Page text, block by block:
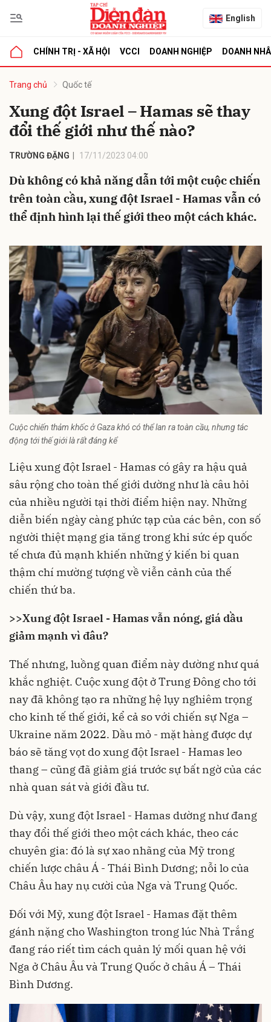
English
CHÍNH TRỊ - XÃ HỘI VCCI DOANH NGHIỆP DOANH
Trang chủ Quốc tế
Xung đột Israel – Hamas sẽ thay
đổi thế giới như thế nào?
TRƯỜNG ĐẶNG 17/11/2023 04:00
Dù không có khả năng dẫn tới một cuộc chiến
trên toàn cầu, xung đột Israel - Hamas vẫn có
thể định hình lại thế giới theo một cách khác.
Cuộc chiến thảm khốc ở Gaza khó có thể lan ra toàn cầu, nhưng tác
động tới thế giới là rất đáng kể
Liệu xung đột Israel - Hamas có gây ra hậu quả
sâu rộng cho toàn thế giới dường như là câu hỏi
của nhiều người tại thời điểm hiện nay. Những
diễn biến ngày càng phức tạp của các bên, con số
người thiệt mạng gia tăng trong khi sức ép quốc
tế chưa đủ mạnh khiến những ý kiến bi quan
thậm chí mường tượng về viễn cảnh của thế
chiến thứ ba.
>>Xung đột Israel - Hamas vẫn nóng, giá dầu
giảm mạnh vì đâu?
Thế nhưng, luồng quan điểm này dường như quá
khắc nghiệt. Cuộcxung độtở Trung Đông cho tới
nay đã không tạo ra những hệ lụy nghiêm trọng
cho kinh tế thế giới, kể cả so với chiến sự Nga –
Ukraine năm 2022. Dầu mỏ - mặt hàng được dự
báo sẽ tăng vọt do xung đột Israel - Hamas leo
thang – cũng đã giảm giá trước sự bất ngờ của các
nhà quan sát và giới đầu tư.
Dù vậy, xung đột Israel - Hamas dường như đang
thay đổi thế giới theo một cách khác, theo các
chuyên gia: đó là sự xao nhãng của Mỹ trong
chiến lược châu Á - Thái Bình Dương; nỗi lo của
Châu Âu hay nụ cười của Nga và Trung Quốc.
Đối với Mỹ, xung đột Israel - Hamas đặt thêm
gánh nặng cho Washington trong lúc Nhà Trắng
đang ráo riết tìm cách quản lý mối quan hệ với
Nga ở Châu Âu và Trung Quốc ở châu Á – Thái
Bình Dương.
luận
Hủy